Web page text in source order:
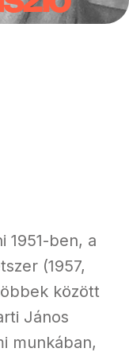
1951-ben, a
(1957,
között
János
munkában,